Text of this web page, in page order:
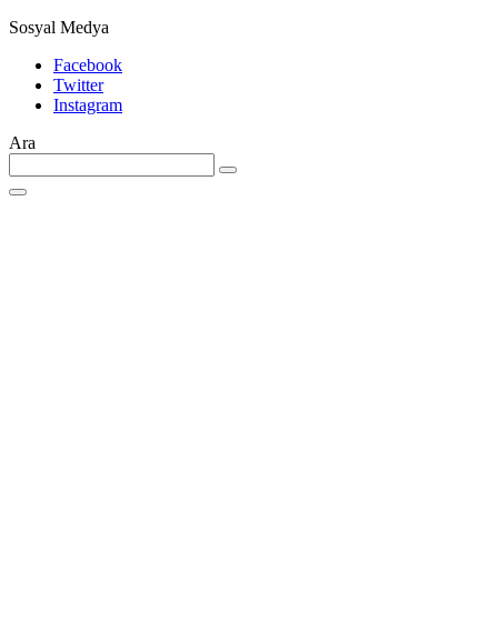
Sosyal Medya
Facebook
Twitter
Instagram
Ara